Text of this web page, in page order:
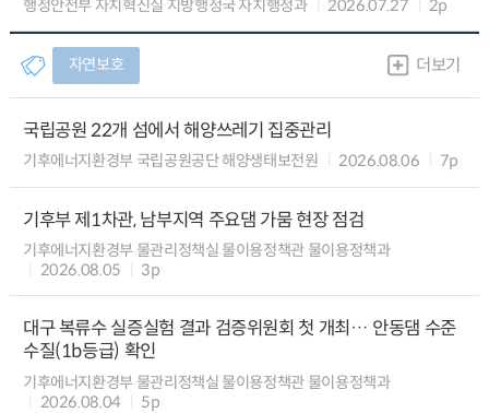
행정안전부 자치혁신실 지방행정국 자치행정과 2026.07.27 2p
자연보호 더보기
국립공원 22개 섬에서 해양쓰레기 집중관리
기후에너지환경부 국립공원공단 해양생태보전원 2026.08.06 7p
기후부 제1차관, 남부지역 주요댐 가뭄 현장 점검
기후에너지환경부 물관리정책실 물이용정책관 물이용정책과
2026.08.05
3p
대구 복류수 실증실험 결과 검증위원회 첫 개최… 안동댐 수준
수질(1b등급) 확인
기후에너지환경부 물관리정책실 물이용정책관 물이용정책과
2026.08.04
5p